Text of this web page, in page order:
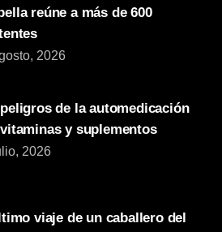
reúne a más de 600
2026
de la automedicación
y suplementos
2026
viaje de un caballero del